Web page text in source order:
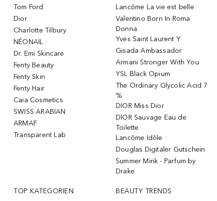
Tom Ford
Dior
Charlotte Tilbury
NÉONAIL
Dr. Emi Skincare
Fenty Beauty
Fenty Skin
Fenty Hair
Caia Cosmetics
SWISS ARABIAN
ARMAF
Transparent Lab
Lancôme La vie est belle
Valentino Born In Roma
Donna
Yves Saint Laurent Y
Gisada Ambassador
Armani Stronger With You
YSL Black Opium
The Ordinary Glycolic Acid 7
%
DIOR Miss Dior
DIOR Sauvage Eau de
Toilette
Lancôme Idôle
Douglas Digitaler Gutschein
Summer Mink - Parfum by
Drake
TOP KATEGORIEN BEAUTY TRENDS